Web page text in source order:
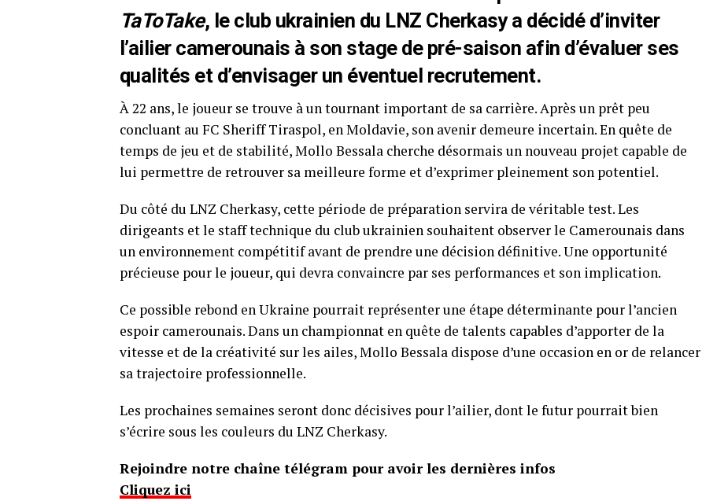
TaToTake, le club ukrainien du LNZ Cherkasy a décidé d’inviter
l’ailier camerounais à son stage de pré-saison afin d’évaluer ses
qualités et d’envisager un éventuel recrutement.
À 22 ans, le joueur se trouve à un tournant important de sa carrière. Après un prêt peu
concluant au FC Sheriff Tiraspol, en Moldavie, son avenir demeure incertain. En quête de
temps de jeu et de stabilité, Mollo Bessala cherche désormais un nouveau projet capable de
lui permettre de retrouver sa meilleure forme et d’exprimer pleinement son potentiel.
Du côté du LNZ Cherkasy, cette période de préparation servira de véritable test. Les
dirigeants et le staff technique du club ukrainien souhaitent observer le Camerounais dans
un environnement compétitif avant de prendre une décision définitive. Une opportunité
précieuse pour le joueur, qui devra convaincre par ses performances et son implication.
Ce possible rebond en Ukraine pourrait représenter une étape déterminante pour l’ancien
espoir camerounais. Dans un championnat en quête de talents capables d’apporter de la
vitesse et de la créativité sur les ailes, Mollo Bessala dispose d’une occasion en or de relancer
sa trajectoire professionnelle.
Les prochaines semaines seront donc décisives pour l’ailier, dont le futur pourrait bien
s’écrire sous les couleurs du LNZ Cherkasy.
Rejoindre notre chaîne télégram pour avoir les dernières infos
Cliquez ici